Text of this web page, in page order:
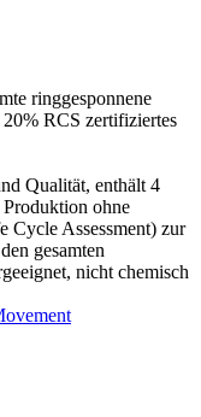
ringgesponnene
RCS zertifiziertes
Qualität, enthält 4
ohne
Assessment) zur
gesamten
nicht chemisch